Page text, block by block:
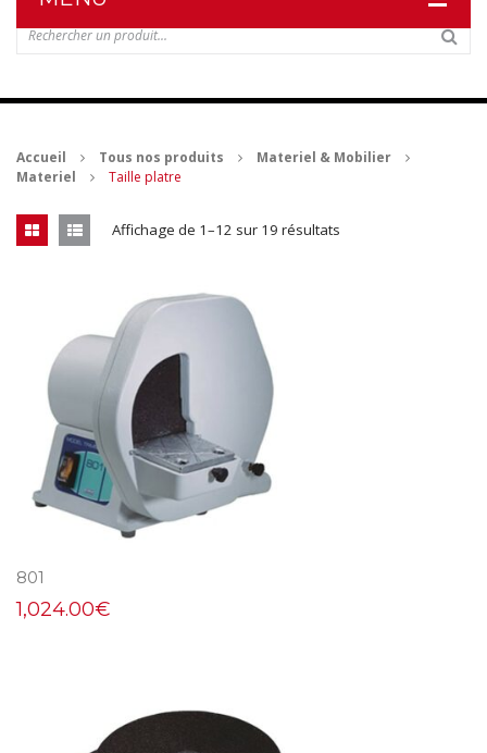
NOS PRODUITS
CONTACT
MES ACHATS
Mon compte
Accueil Tous nos produits
Materiel & Mobilier
Materiel
Taille platre
Affichage de 1–12 sur 19 résultats
801
1,024.00€